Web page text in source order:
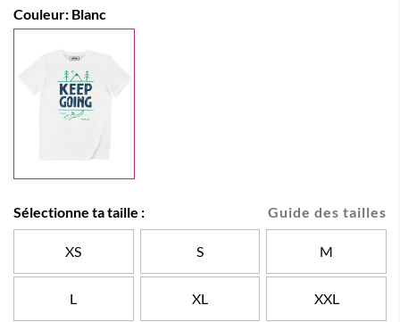
Couleur: Blanc
Guide des tailles
Sélectionne ta taille :
XS S M
L XL XXL